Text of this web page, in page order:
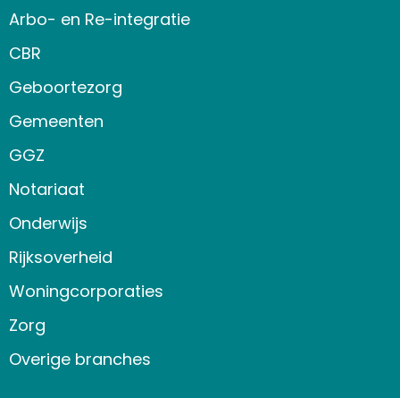
Arbo- en Re-integratie
CBR
Geboortezorg
Gemeenten
GGZ
Notariaat
Onderwijs
Rijksoverheid
Woningcorporaties
Zorg
Overige branches